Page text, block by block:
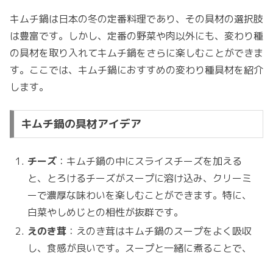
キムチ鍋は日本の冬の定番料理であり、その具材の選択肢
は豊富です。しかし、定番の野菜や肉以外にも、変わり種
の具材を取り入れてキムチ鍋をさらに楽しむことができま
す。ここでは、キムチ鍋におすすめの変わり種具材を紹介
します。
キムチ鍋の具材アイデア
チーズ ：キムチ鍋の中にスライスチーズを加える
と、とろけるチーズがスープに溶け込み、クリーミ
ーで濃厚な味わいを楽しむことができます。特に、
白菜やしめじとの相性が抜群です。
えのき茸 ：えのき茸はキムチ鍋のスープをよく吸収
し、食感が良いです。スープと一緒に煮ることで、